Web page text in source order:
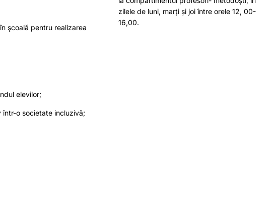
şcoală pentru realizarea
elevilor;
o societate incluzivă;
zilele de luni, marți și joi între orele 12, 00-
16,00.